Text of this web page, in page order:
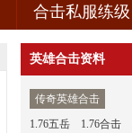
合击私服练级
英雄合击资料
传奇英雄合击
1.76五岳
1.76合击